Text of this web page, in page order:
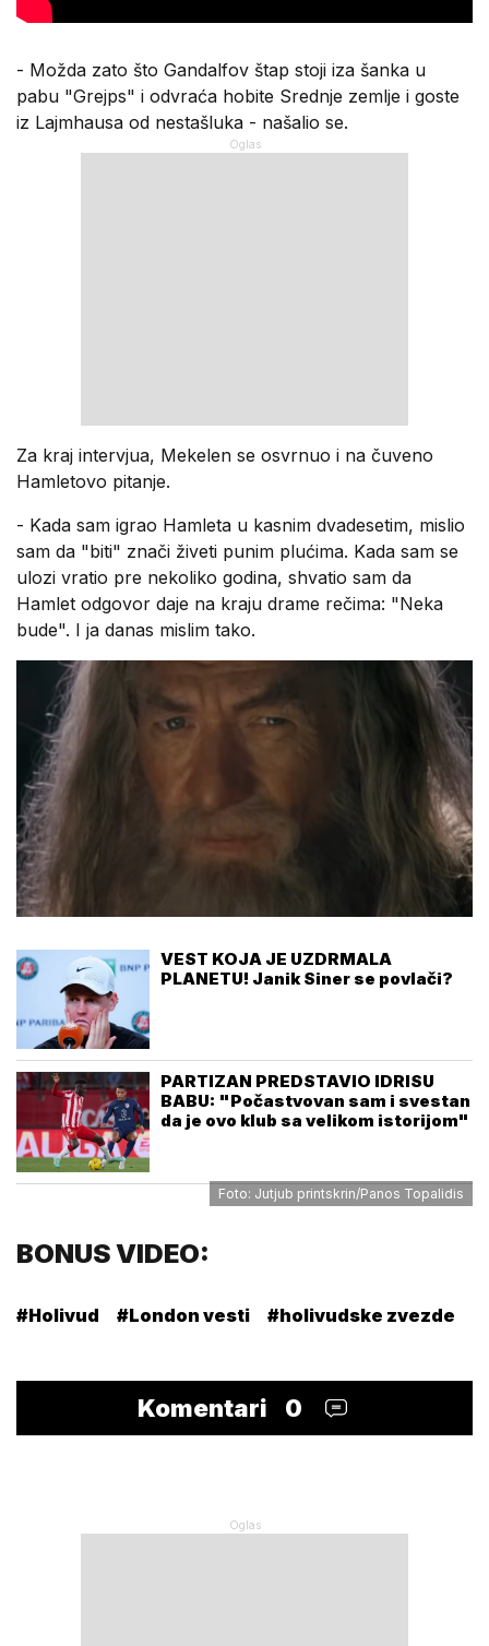
- Možda zato što Gandalfov štap stoji iza šanka u
pabu "Grejps" i odvraća hobite Srednje zemlje i goste
iz Lajmhausa od nestašluka - našalio se.
Za kraj intervjua, Mekelen se osvrnuo i na čuveno
Hamletovo pitanje.
- Kada sam igrao Hamleta u kasnim dvadesetim, mislio
sam da "biti" znači živeti punim plućima. Kada sam se
ulozi vratio pre nekoliko godina, shvatio sam da
Hamlet odgovor daje na kraju drame rečima: "Neka
bude". I ja danas mislim tako.
Foto: Jutjub printskrin/Panos Topalidis
VEST KOJA JE UZDRMALA
PLANETU! Janik Siner se povlači?
PARTIZAN PREDSTAVIO IDRISU
BABU: "Počastvovan sam i svestan
da je ovo klub sa velikom istorijom"
BONUS VIDEO:
#Holivud #London vesti #holivudske zvezde
Komentari 0